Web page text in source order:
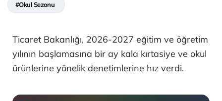
#Okul Sezonu
Ticaret Bakanlığı, 2026-2027 eğitim ve öğretim
yılının başlamasına bir ay kala kırtasiye ve okul
ürünlerine yönelik denetimlerine hız verdi.